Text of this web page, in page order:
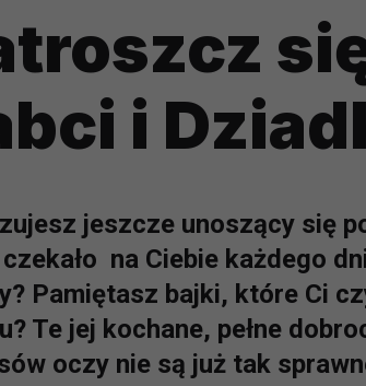
i
jeszcze unoszący się
na Ciebie każdego
Pamiętasz bajki, które Ci
Te jej kochane, pełne
oczy nie są już tak